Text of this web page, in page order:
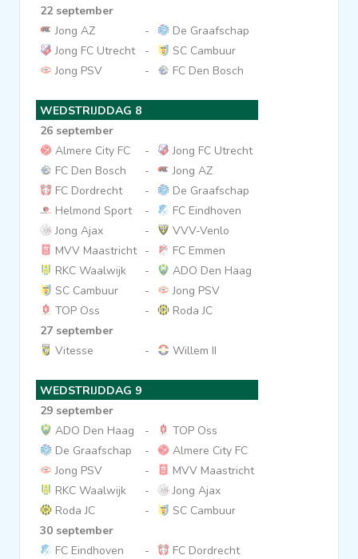
22 september
Jong AZ
-
De Graafschap
Jong FC Utrecht
-
SC Cambuur
Jong PSV
- FC Den Bosch
WEDSTRIJDDAG 8
26 september
Almere City FC
-
Jong FC Utrecht
FC Den Bosch
-
Jong AZ
FC Dordrecht
-
De Graafschap
Helmond Sport
-
FC Eindhoven
Jong Ajax
-
VVV-Venlo
MVV Maastricht -
FC Emmen
RKC Waalwijk
-
ADO Den Haag
SC Cambuur
-
Jong PSV
TOP Oss
-
Roda JC
27 september
Vitesse
- Willem II
WEDSTRIJDDAG 9
29 september
ADO Den Haag
-
TOP Oss
De Graafschap
-
Almere City FC
Jong PSV
-
MVV Maastricht
RKC Waalwijk
-
Jong Ajax
Roda JC
-
SC Cambuur
30 september
FC Eindhoven
- FC Dordrecht